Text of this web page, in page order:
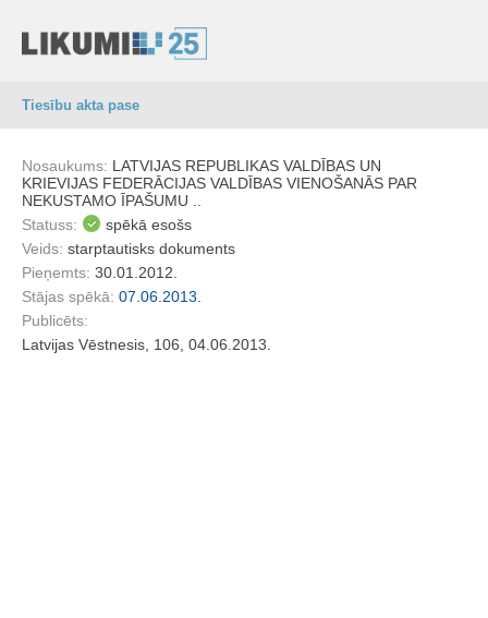
Tiesību akta pase
Nosaukums: LATVIJAS REPUBLIKAS VALDĪBAS UN
KRIEVIJAS FEDERĀCIJAS VALDĪBAS VIENOŠANĀS PAR
NEKUSTAMO ĪPAŠUMU ..
Statuss:
spēkā esošs
Veids: starptautisks dokuments
Pieņemts: 30.01.2012.
Stājas spēkā: 07.06.2013.
Publicēts:
Latvijas Vēstnesis, 106, 04.06.2013.